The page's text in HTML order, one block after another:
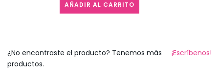
AÑADIR AL CARRITO
¿No encontraste el producto? Tenemos más
productos.
¡Escríbenos!